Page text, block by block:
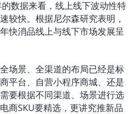
数据来看，线上线下波动性特
较快。根据尼尔森研究表明，
快消品线上与线下市场发展呈
场景、全渠道的布局已经是标
平台、自营小程序商城、还是
要根据不同渠道、场景进行选
商SKU要精选，更讲究推新品